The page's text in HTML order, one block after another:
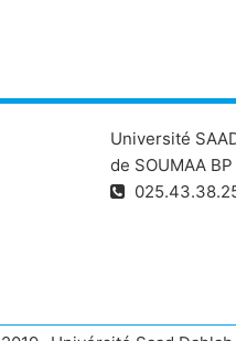
Université
de SOUMAA